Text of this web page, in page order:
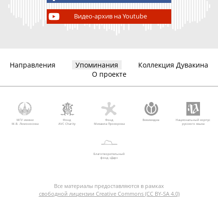
Видео-архив на Youtube
Направления Упоминания
Коллекция Дувакина
О проекте
МГУ имени
М.В. Ломоносова
Фонд
AVC Charity
Фонд
Михаила Прохорова
Викимедиа
Национальный корпус
русского языка
Благотворительный
фонд «Дар»
Все материалы предоставляются в рамках
свободной лицензии Creative Commons (CC BY-SA 4.0)